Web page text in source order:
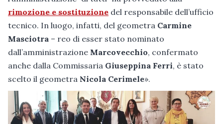
rimozione e sostituzione del responsabile dell’ufficio
tecnico. In luogo, infatti, del geometra Carmine
Masciotra – reo di esser stato nominato
dall’amministrazione Marcovecchio, confermato
anche dalla Commissaria Giuseppina Ferri, è stato
scelto il geometra Nicola Cerimele».